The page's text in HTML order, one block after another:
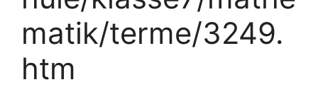
matik/terme/3249.
htm